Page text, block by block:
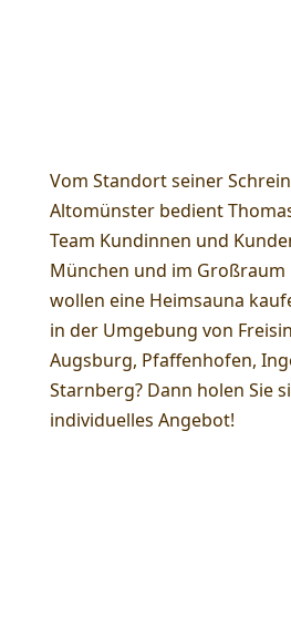
Vom Standort seiner
Altomünster bedient
Team Kundinnen und
München und im Großraum
wollen eine Heimsauna
in der Umgebung von
Augsburg, Pfaffenhofen,
Starnberg? Dann holen Sie
individuelles Angebot!